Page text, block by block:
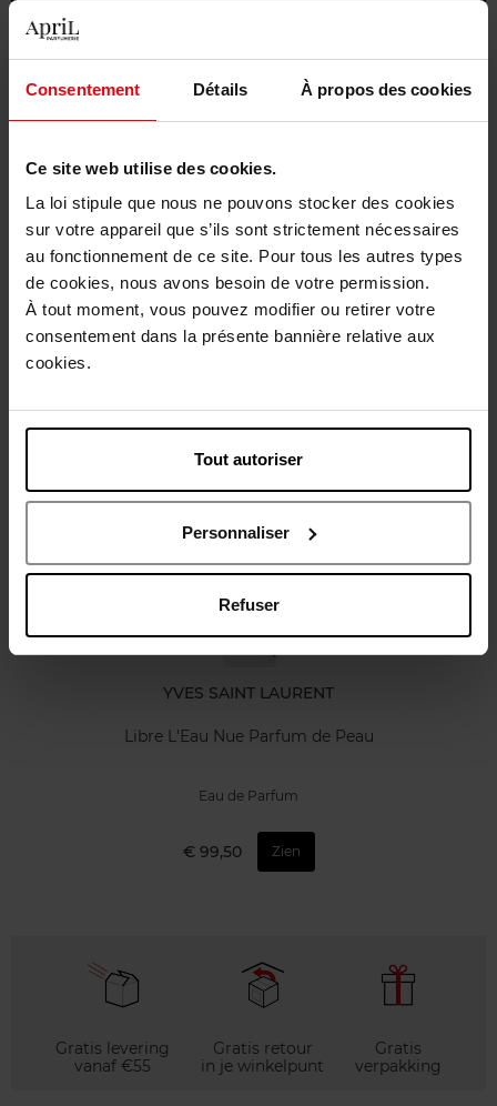
Consentement Détails À propos des cookies
Ce site web utilise des cookies.
La loi stipule que nous ne pouvons stocker des cookies
sur votre appareil que s’ils sont strictement nécessaires
au fonctionnement de ce site. Pour tous les autres types
de cookies, nous avons besoin de votre permission.
À tout moment, vous pouvez modifier ou retirer votre
consentement dans la présente bannière relative aux
cookies.
Tout autoriser
Personnaliser
Refuser
Gratis retour in je winkelpunt
Beschrijving
Karakteristieken
Review Beleid inzake klantbeoordelingen
YVES SAINT LAURENT
Libre L'Eau Nue Parfum de Peau
Eau de Parfum
€ 99,50 Zien
Gratis levering
vanaf €55
Gratis retour
in je winkelpunt
Gratis
verpakking